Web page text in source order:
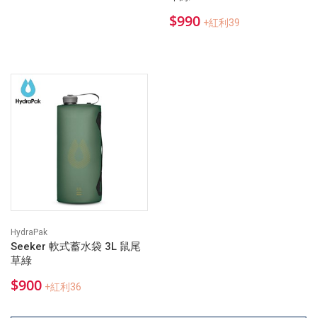
$990 +紅利39
HydraPak
Seeker 軟式蓄水袋 3L 鼠尾
草綠
$900 +紅利36